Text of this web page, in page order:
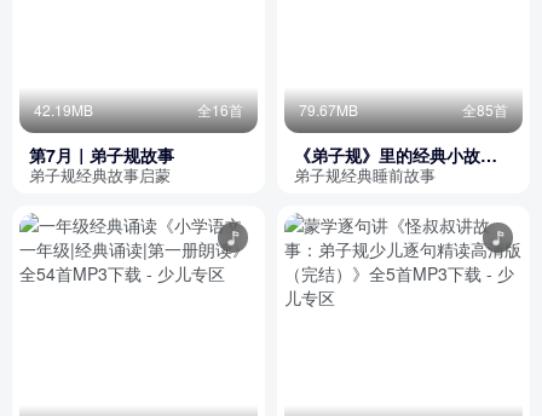
42.19MB 全16首
第7月｜弟子规故事
弟子规经典故事启蒙
79.67MB 全85首
《弟子规》里的经典小故事|
晚安故事|睡前故事（免费
弟子规经典睡前故事